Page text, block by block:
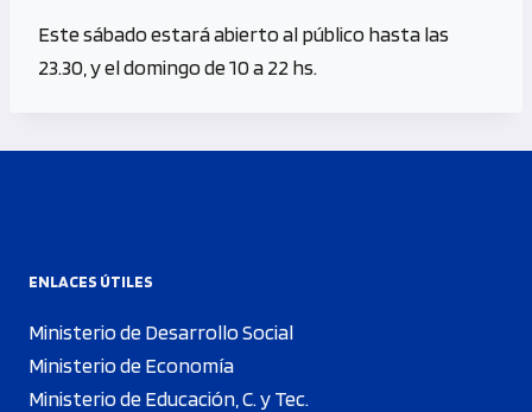
Este sábado estará abierto al público hasta las
23.30, y el domingo de 10 a 22 hs.
ENLACES ÚTILES
Ministerio de Desarrollo Social
Ministerio de Economía
Ministerio de Educación, C. y Tec.